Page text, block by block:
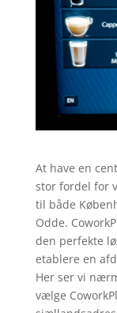
At have en
stor fordel for
til både
Odde.
den perfekte
etablere en
Her ser vi
vælge